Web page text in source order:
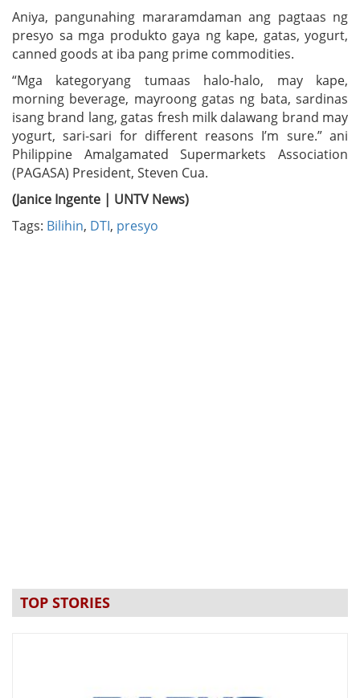
Aniya, pangunahing mararamdaman ang pagtaas ng
presyo sa mga produkto gaya ng kape, gatas, yogurt,
canned goods at iba pang prime commodities.
“Mga kategoryang tumaas halo-halo, may kape,
morning beverage, mayroong gatas ng bata, sardinas
isang brand lang, gatas fresh milk dalawang brand may
yogurt, sari-sari for different reasons I’m sure.” ani
Philippine Amalgamated Supermarkets Association
(PAGASA) President, Steven Cua.
(Janice Ingente | UNTV News)
Tags: Bilihin, DTI, presyo
TOP STORIES